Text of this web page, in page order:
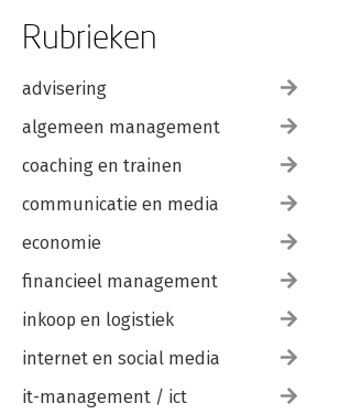
Rubrieken
advisering
algemeen management
coaching en trainen
communicatie en media
economie
financieel management
inkoop en logistiek
internet en social media
it-management / ict